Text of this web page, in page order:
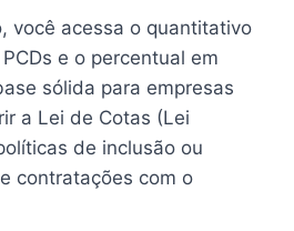
você acessa o quantitativo
e o percentual em
sólida para empresas
a Lei de Cotas (Lei
de inclusão ou
contratações com o